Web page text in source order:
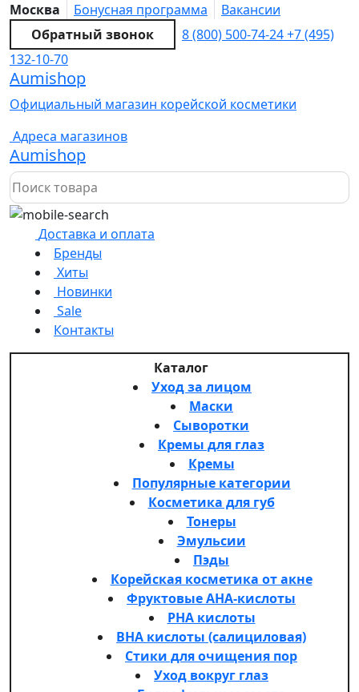
Москва Бонусная программа
Вакансии
Обратный звонок
8 (800) 500-74-24+7 (495)
132-10-70
Aumishop
Официальный магазин корейской косметики
Адреса магазинов
Aumishop
Доставка и оплата
Бренды
Хиты
Новинки
Sale
Контакты
Каталог
Уход за лицом
Маски
Сыворотки
Кремы для глаз
Кремы
Популярные категории
Косметика для губ
Тонеры
Эмульсии
Пэды
Корейская косметика от акне
Фруктовые AHA-кислоты
PHA кислоты
BHA кислоты (салициловая)
Стики для очищения пор
Уход вокруг глаз